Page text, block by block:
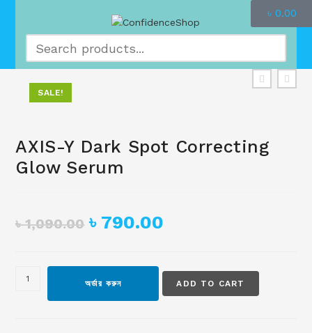
৳ 0.00
SALE!
AXIS-Y Dark Spot Correcting
Glow Serum
৳1,090.00 ৳ 790.00
অর্ডার করুন ADD TO CART